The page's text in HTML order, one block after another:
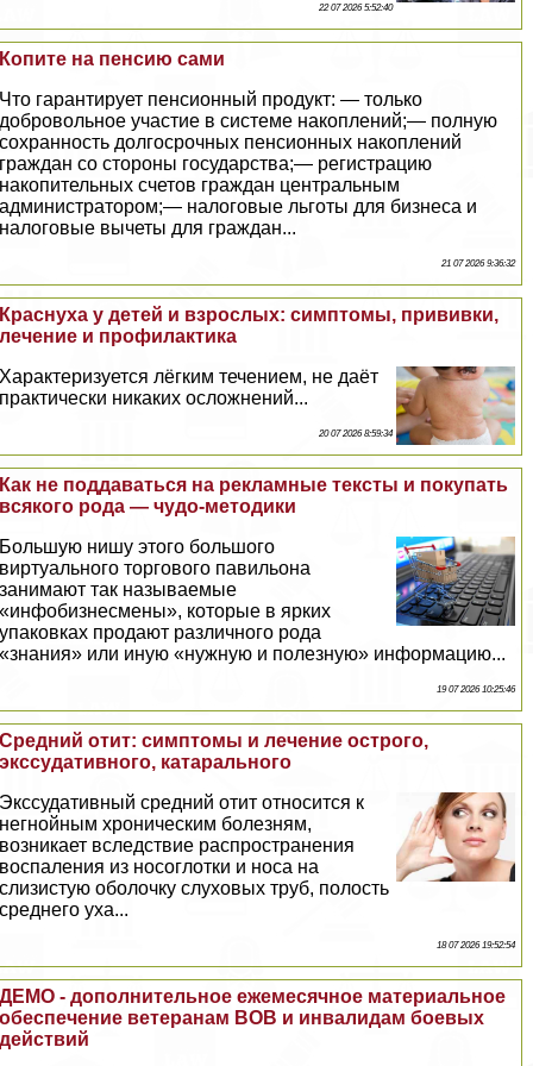
22 07 2026 5:52:40
Копите на пенсию сами
Что гарантирует пенсионный продукт: — только
добровольное участие в системе накоплений;— полную
сохранность долгосрочных пенсионных накоплений
граждан со стороны государства;— регистрацию
накопительных счетов граждан центральным
администратором;— налоговые льготы для бизнеса и
налоговые вычеты для граждан...
21 07 2026 9:36:32
Краснуха у детей и взрослых: симптомы, прививки,
лечение и профилактика
Хаpaктеризуется лёгким течением, не даёт
пpaктически никаких осложнений...
20 07 2026 8:59:34
Как не поддаваться на рекламные тексты и покупать
всякого рода — чудо-методики
Большую нишу этого большого
виртуального торгового павильона
занимают так называемые
«инфобизнесмены», которые в ярких
упаковках продают различного рода
«знания» или иную «нужную и полезную» информацию...
19 07 2026 10:25:46
Средний отит: симптомы и лечение острого,
экссудативного, катарального
Экссудативный средний отит относится к
негнойным хроническим болезням,
возникает вследствие распространения
воспаления из носоглотки и носа на
слизистую оболочку слуховых труб, полость
среднего уха...
18 07 2026 19:52:54
ДЕМО - дополнительное ежемecячное материальное
обеспечение ветеранам ВОВ и инвалидам боевых
действий